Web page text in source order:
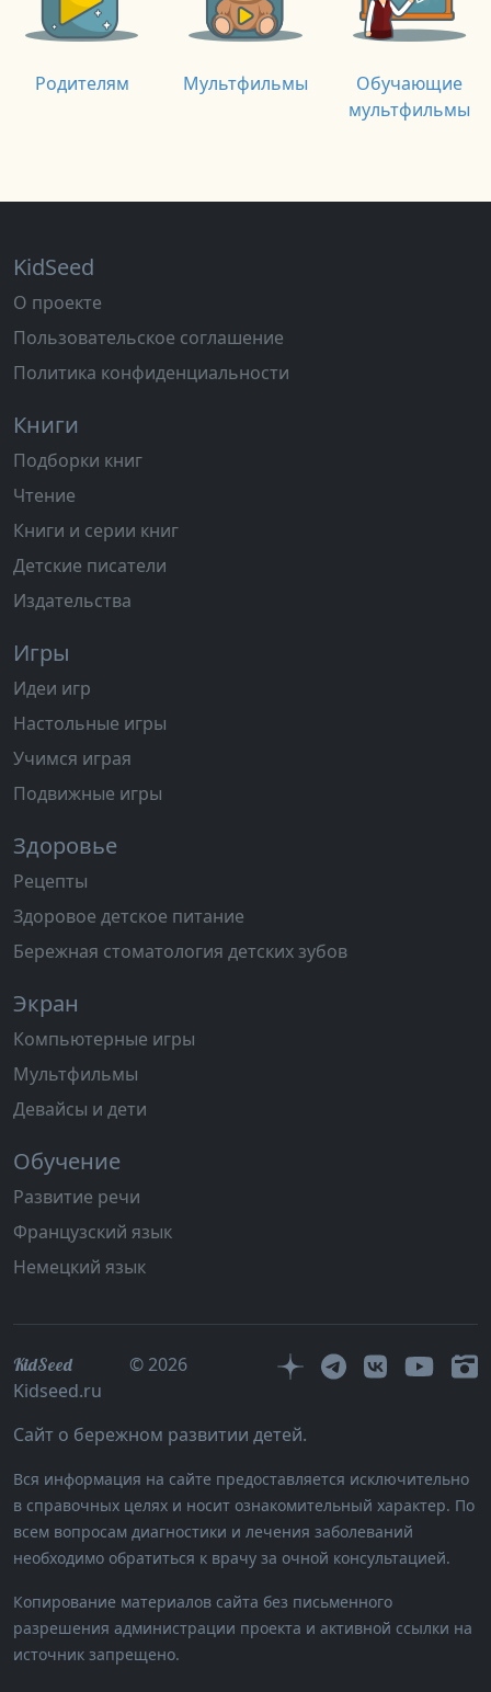
Родителям Мультфильмы
Обучающие
мультфильмы
KidSeed
О проекте
Пользовательское соглашение
Политика конфиденциальности
Книги
Подборки книг
Чтение
Книги и серии книг
Детские писатели
Издательства
Игры
Идеи игр
Настольные игры
Учимся играя
Подвижные игры
Здоровье
Рецепты
Здоровое детское питание
Бережная стоматология детских зубов
Экран
Компьютерные игры
Мультфильмы
Девайсы и дети
Обучение
Развитие речи
Французский язык
Немецкий язык
KidSeed
© 2026
Kidseed.ru
Сайт о бережном развитии детей.
Вся информация на сайте предоставляется исключительно
в справочных целях и носит ознакомительный характер. По
всем вопросам диагностики и лечения заболеваний
необходимо обратиться к врачу за очной консультацией.
Копирование материалов сайта без письменного
разрешения администрации проекта и активной ссылки на
источник запрещено.